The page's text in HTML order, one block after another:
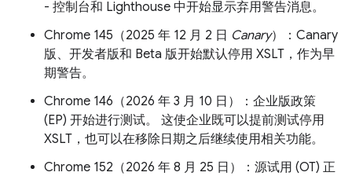
- 控制台和 Lighthouse 中开始显示弃用警告消息。
Chrome 145（2025 年 12 月 2 日 Canary）：Canary
版、开发者版和 Beta 版开始默认停用 XSLT，作为早
期警告。
Chrome 146（2026 年 3 月 10 日）：企业版政策
(EP) 开始进行测试。 这使企业既可以提前测试停用
XSLT，也可以在移除日期之后继续使用相关功能。
Chrome 152（2026 年 8 月 25 日）：源试用 (OT) 正